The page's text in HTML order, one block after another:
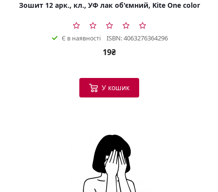
Зошит 12 арк., кл., УФ лак об'ємний, Kite One color
Є в наявності ISBN: 4063276364296
19₴
У кошик